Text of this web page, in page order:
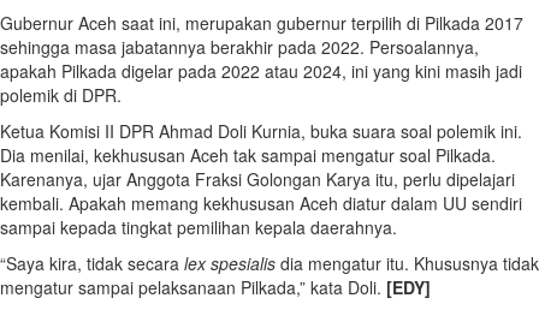
Gubernur Aceh saat ini, merupakan gubernur terpilih di Pilkada 2017
sehingga masa jabatannya berakhir pada 2022. Persoalannya,
apakah Pilkada digelar pada 2022 atau 2024, ini yang kini masih jadi
polemik di DPR.
Ketua Komisi II DPR Ahmad Doli Kurnia, buka suara soal polemik ini.
Dia menilai, kekhususan Aceh tak sampai mengatur soal Pilkada.
Karenanya, ujar Anggota Fraksi Golongan Karya itu, perlu dipelajari
kembali. Apakah memang kekhususan Aceh diatur dalam UU sendiri
sampai kepada tingkat pemilihan kepala daerahnya.
“Saya kira, tidak secara lex spesialis dia mengatur itu. Khususnya tidak
mengatur sampai pelaksanaan Pilkada,” kata Doli. [EDY]